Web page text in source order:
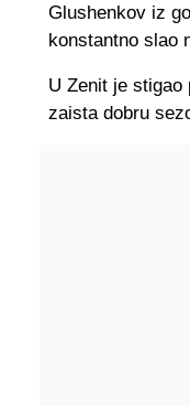
Glushenkov iz
konstantno slao
U Zenit je stigao
zaista dobru